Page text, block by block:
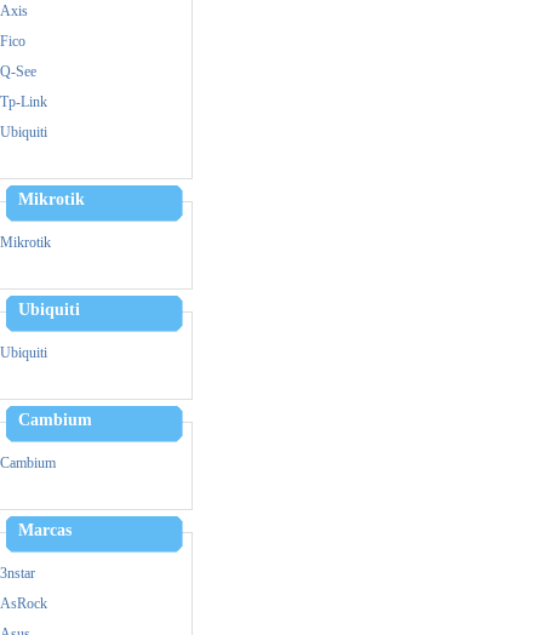
Ventiladores
Vga
Zebra
Triturador De Papel
Axis
Fico
Q-See
Tp-Link
Ubiquiti
Mikrotik
Mikrotik
Ubiquiti
Ubiquiti
Cambium
Cambium
Marcas
3nstar
AsRock